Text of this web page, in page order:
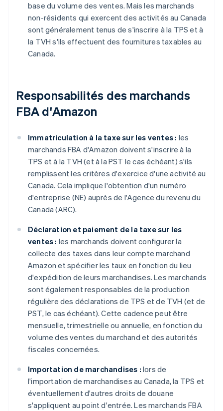
base du volume des ventes. Mais les marchands
non-résidents qui exercent des activités au Canada
sont généralement tenus de s'inscrire à la TPS et à
la TVH s'ils effectuent des fournitures taxables au
Canada.
Responsabilités des marchands
FBA d'Amazon
Immatriculation à la taxe sur les ventes : les
marchands FBA d'Amazon doivent s'inscrire à la
TPS et à la TVH (et à la PST le cas échéant) s'ils
remplissent les critères d'exercice d'une activité au
Canada. Cela implique l'obtention d'un numéro
d'entreprise (NE) auprès de l'Agence du revenu du
Canada (ARC).
Déclaration et paiement de la taxe sur les
ventes : les marchands doivent configurer la
collecte des taxes dans leur compte marchand
Amazon et spécifier les taux en fonction du lieu
d'expédition de leurs marchandises. Les marchands
sont également responsables de la production
régulière des déclarations de TPS et de TVH (et de
PST, le cas échéant). Cette cadence peut être
mensuelle, trimestrielle ou annuelle, en fonction du
volume des ventes du marchand et des autorités
fiscales concernées.
Importation de marchandises : lors de
l'importation de marchandises au Canada, la TPS et
éventuellement d'autres droits de douane
s'appliquent au point d'entrée. Les marchands FBA